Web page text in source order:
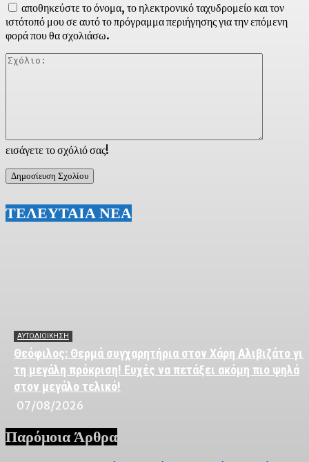
εισάγετε το σχόλιό σας!
αποθηκεύστε το όνομα, το ηλεκτρονικό ταχυδρομείο και τον
ιστότοπό μου σε αυτό το πρόγραμμα περιήγησης για την επόμενη
φορά που θα σχολιάσω.
ΤΕΛΕΥΤΑΙΑ ΝΕΑ
ΑΥΤΟΔΙΟΙΚΗΣΗ
Θεόφιλος: Θερμά συγχαρητήρια στον Χάρη Αλιβιζάτο για
τη μεγάλη πρόκριση! Ευχές να πετάξει ακόμη πιο ψηλά
στον μεγάλο τελικό!
07/08/2026
Παρόμοια Άρθρα